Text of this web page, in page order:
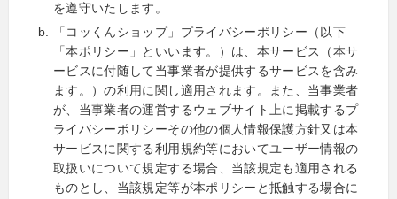
を遵守いたします。
「コッくんショップ」プライバシーポリシー（以下
「本ポリシー」といいます。）は、本サービス（本サ
ービスに付随して当事業者が提供するサービスを含み
ます。）の利用に関し適用されます。また、当事業者
が、当事業者の運営するウェブサイト上に掲載するプ
ライバシーポリシーその他の個人情報保護方針又は本
サービスに関する利用規約等においてユーザー情報の
取扱いについて規定する場合、当該規定も適用される
ものとし、当該規定等が本ポリシーと抵触する場合に